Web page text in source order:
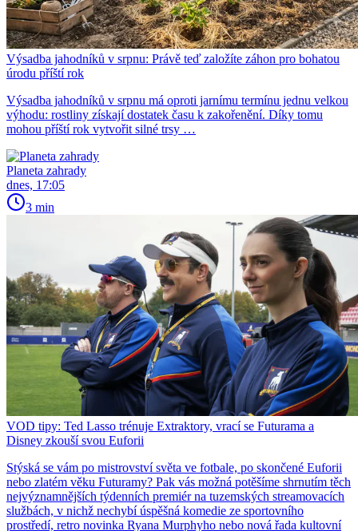
Výsadba jahodníků v srpnu: Právě teď založíte záhon pro bohatou
úrodu příští rok
Výsadba jahodníků v srpnu má oproti jarnímu termínu jednu velkou
výhodu: rostliny získají dostatek času k zakořenění. Díky tomu
mohou příští rok vytvořit silné trsy …
Planeta zahrady
dnes, 17:05
3 min
VOD tipy: Ted Lasso trénuje Extraktory, vrací se Futurama a
Disney zkouší svou Euforii
Stýská se vám po mistrovství světa ve fotbale, po skončené Euforii
nebo zlatém věku Futuramy? Pak vás možná potěšíme shrnutím těch
nejvýznamnějších týdenních premiér na tuzemských streamovacích
službách, v nichž nechybí úspěšná komedie ze sportovního
prostředí, retro novinka Ryana Murphyho nebo nová řada kultovní